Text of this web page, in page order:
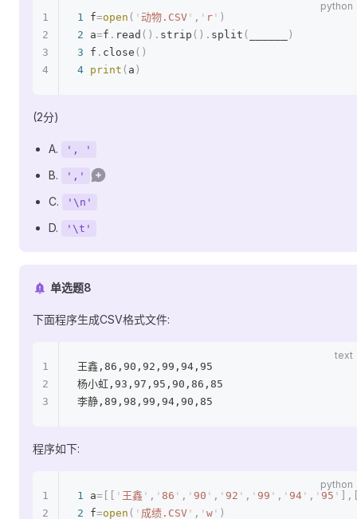
1 f=open ( ' 动物.CSV ' , ' r ' )
2 a=f . read (). strip (). split (
)
3 f . close ()
4 print ( a )
(2分)
A. ', '
B. ','
C. '\n'
D. '\t'
单选题8
下面程序生成CSV格式文件:
王鑫,86,90,92,99,94,95
杨小虹,93,97,95,90,86,85
李静,89,98,99,94,90,85
程序如下:
1 a=[[ ' 王鑫 ' , ' 86 ' , ' 90 ' , ' 92 ' , ' 99 ' , ' 94 ' , ' 95 '
2 f=open ( ' 成绩.CSV ' , ' w ' )